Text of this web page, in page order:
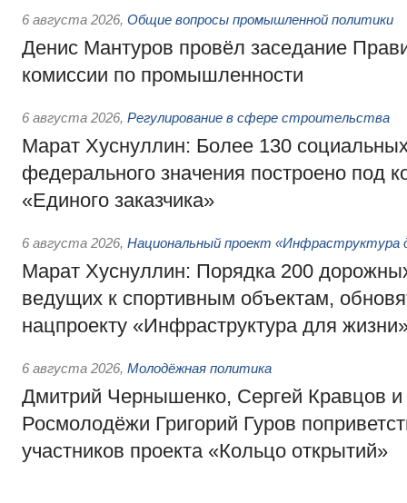
6 августа 2026, Общие вопросы промышленной политики
Денис Мантуров провёл заседание
комиссии по промышленности
6 августа 2026, Регулирование в сфере строительства
Марат Хуснуллин: Более 130
федерального значения построено под
«Единого заказчика»
6 августа 2026, Национальный проект «Инфраструктура
Марат Хуснуллин: Порядка 200
ведущих к спортивным объектам,
нацпроекту «Инфраструктура для
6 августа 2026, Молодёжная политика
Дмитрий Чернышенко, Сергей Кравцов и
Росмолодёжи Григорий Гуров
участников проекта «Кольцо открытий»